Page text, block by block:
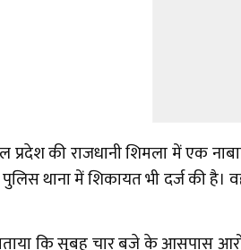
की राजधानी शिमला में एक
थाना में शिकायत भी दर्ज की है।
बताया कि सुबह चार बजे के आसपास